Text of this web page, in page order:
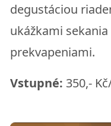
degustáciou
ukážkami
prekvapeniami.
Vstupné: 350,-